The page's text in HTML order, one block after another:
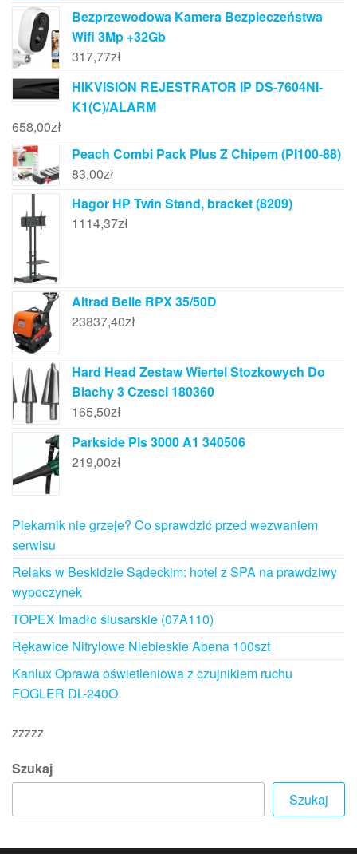
Bezprzewodowa Kamera Bezpieczeństwa
Wifi 3Mp +32Gb
317,77zł
HIKVISION REJESTRATOR IP DS-7604NI-
K1(C)/ALARM
658,00zł
Peach Combi Pack Plus Z Chipem (PI100-88)
83,00zł
Hagor HP Twin Stand, bracket (8209)
1114,37zł
Altrad Belle RPX 35/50D
23837,40zł
Hard Head Zestaw Wiertel Stozkowych Do
Blachy 3 Czesci 180360
165,50zł
Parkside Pls 3000 A1 340506
219,00zł
Piekarnik nie grzeje? Co sprawdzić przed wezwaniem
serwisu
Relaks w Beskidzie Sądeckim: hotel z SPA na prawdziwy
wypoczynek
TOPEX Imadło ślusarskie (07A110)
Rękawice Nitrylowe Niebieskie Abena 100szt
Kanlux Oprawa oświetleniowa z czujnikiem ruchu
FOGLER DL-240O
zzzzz
Szukaj
Szukaj